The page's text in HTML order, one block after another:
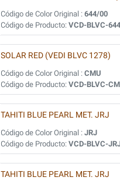
Código de Color Original : 644/00
Código de Producto: VCD-BLVC-
SOLAR RED (VEDI BLVC 1278)
Código de Color Original : CMU
Código de Producto: VCD-BLVC-
TAHITI BLUE PEARL MET. JRJ
Código de Color Original : JRJ
Código de Producto: VCD-BLVC-
TAHITI BLUE PEARL MET. JRJ